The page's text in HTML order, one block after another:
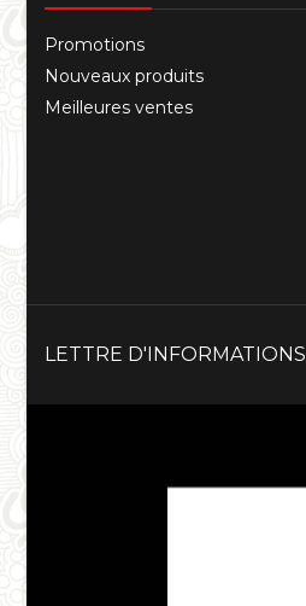
Promotions
Nouveaux produits
Meilleures ventes
LETTRE D'INFORMATIONS